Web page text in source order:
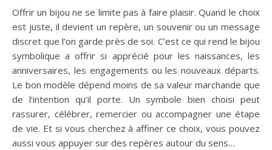
Offrir un bijou ne se limite pas à faire plaisir. Quand le choix
est juste, il devient un repère, un souvenir ou un message
discret que l’on garde près de soi. C’est ce qui rend le bijou
symbolique a offrir si apprécié pour les naissances, les
anniversaires, les engagements ou les nouveaux départs.
Le bon modèle dépend moins de sa valeur marchande que
de l’intention qu’il porte. Un symbole bien choisi peut
rassurer, célébrer, remercier ou accompagner une étape
de vie. Et si vous cherchez à affiner ce choix, vous pouvez
aussi vous appuyer sur des repères autour du sens…